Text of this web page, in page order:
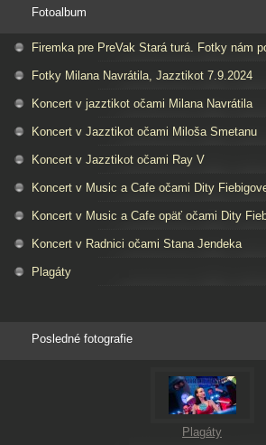
Fotoalbum
Firemka pre PreVak Stará turá. Fotky nám
Fotky Milana Navrátila, Jazztikot 7.9.2024
Koncert v jazztikot očami Milana Navrátila
Koncert v Jazztikot očami Miloša Smetanu
Koncert v Jazztikot očami Ray V
Koncert v Music a Cafe očami Dity
Koncert v Music a Cafe opäť očami Dity
Koncert v Radnici očami Stana Jendeka
Plagáty
Posledné fotografie
Plagáty